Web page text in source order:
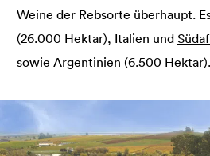
Weine der Rebsorte überhaupt.
(26.000 Hektar), Italien und
sowie Argentinien (6.500 Hektar).